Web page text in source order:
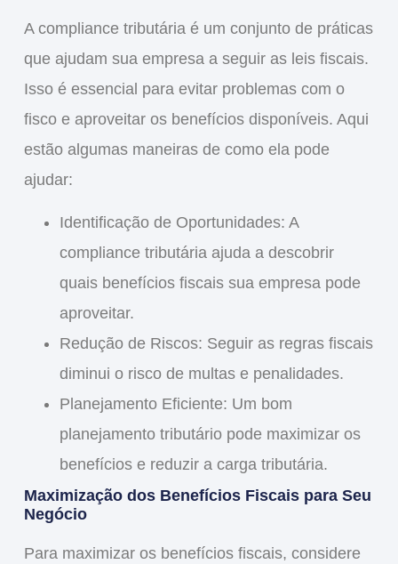
A compliance tributáriaé um conjunto de práticas
que ajudam sua empresa a seguir as leis fiscais.
Isso é essencial para evitar problemas com o
fisco e aproveitar os benefícios disponíveis. Aqui
estão algumas maneiras de como ela pode
ajudar:
Identificação de Oportunidades: A
compliance tributária ajuda a descobrir
quais benefícios fiscais sua empresa pode
aproveitar.
Redução de Riscos: Seguir as regras fiscais
diminui o risco de multas e penalidades.
Planejamento Eficiente: Um bom
planejamento tributário pode maximizar os
benefícios e reduzir a carga tributária.
Maximização dos Benefícios Fiscais para Seu
Negócio
Para maximizar os benefícios fiscais, considere